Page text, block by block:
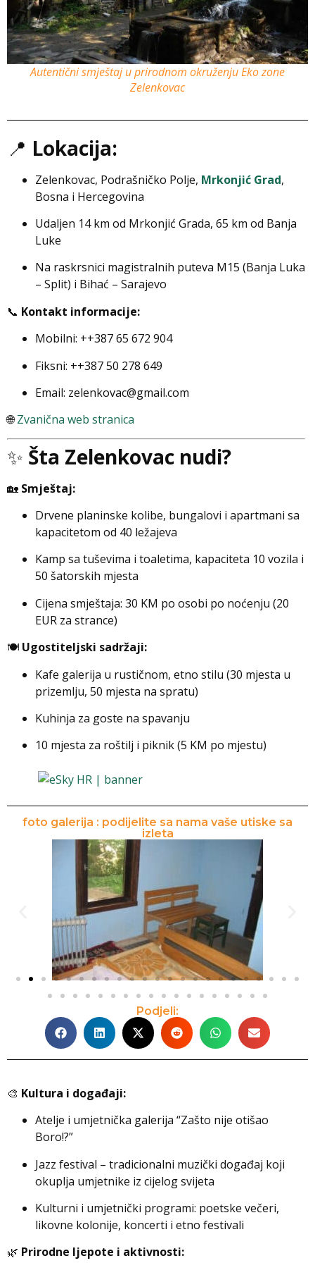
Autentični smještaj u prirodnom okruženju Eko zone
Zelenkovac
📍 Lokacija:
Zelenkovac, Podrašničko Polje, Mrkonjić Grad,
Bosna i Hercegovina
Udaljen 14 km od Mrkonjić Grada, 65 km od Banja
Luke
Na raskrsnici magistralnih puteva M15 (Banja Luka
– Split) i Bihać – Sarajevo
📞 Kontakt informacije:
Mobilni: ++387 65 672 904
Fiksni: ++387 50 278 649
Email: zelenkovac@gmail.com
🌐Zvanična web stranica
✨ Šta Zelenkovac nudi?
🏡 Smještaj:
Drvene planinske kolibe, bungalovi i apartmani sa
kapacitetom od 40 ležajeva
Kamp sa tuševima i toaletima, kapaciteta 10 vozila i
50 šatorskih mjesta
Cijena smještaja: 30 KM po osobi po noćenju (20
EUR za strance)
🍽️ Ugostiteljski sadržaji:
Kafe galerija u rustičnom, etno stilu (30 mjesta u
prizemlju, 50 mjesta na spratu)
Kuhinja za goste na spavanju
10 mjesta za roštilj i piknik (5 KM po mjestu)
foto galerija : podijelite sa nama vaše utiske sa
izleta
Podjeli:
🎨 Kultura i događaji:
Atelje i umjetnička galerija “Zašto nije otišao
Boro!?”
Jazz festival – tradicionalni muzički događaj koji
okuplja umjetnike iz cijelog svijeta
Kulturni i umjetnički programi: poetske večeri,
likovne kolonije, koncerti i etno festivali
🌿 Prirodne ljepote i aktivnosti: